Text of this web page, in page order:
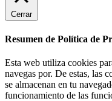
Cerrar
Resumen de Política de
Esta web utiliza cookies
navegas por. De estas, las
se almacenan en tu
funcionamiento de las